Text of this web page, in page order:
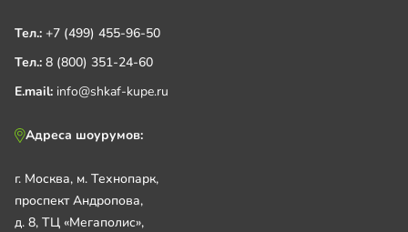
Тел.: +7 (499) 455-96-50
Тел.: 8 (800) 351-24-60
E.mail: info@shkaf-kupe.ru
Адреса шоурумов:
г. Москва, м. Технопарк,
проспект Андропова,
д. 8, ТЦ «Мегаполис»,